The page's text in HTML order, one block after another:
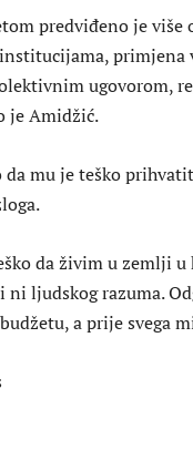
predviđeno je
primjena
ugovorom,
je Amidžić.
da mu je teško
da živim u zemlji
ljudskog razuma.
a prije svega